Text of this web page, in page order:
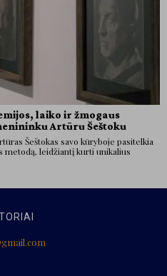
laiko ir žmogaus
Artūru Šeštoku
Šeštokas savo kūryboje pasitelkia
metodą, leidžiantį kurti unikalius